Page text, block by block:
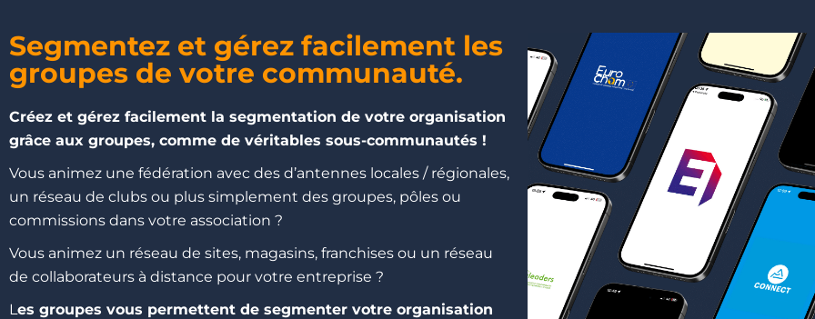
Segmentez et gérez facilement les
groupes de votre communauté.
Créez et gérez facilement la segmentation de votre organisation
grâce aux groupes, comme de véritables sous-communautés !
Vous animez une fédération avec des d’antennes locales / régionales,
un réseau de clubs ou plus simplement des groupes, pôles ou
commissions dans votre association ?
Vous animez un réseau de sites, magasins, franchises ou un réseau
de collaborateurs à distance pour votre entreprise ?
Les groupes vous permettent de segmenter votre organisation